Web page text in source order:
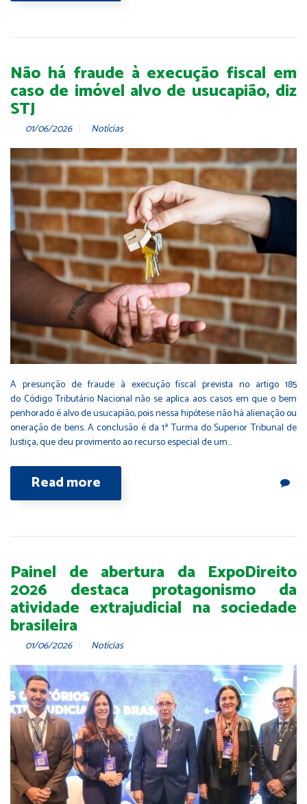
Não há fraude à execução fiscal em
caso de imóvel alvo de usucapião, diz
STJ
01/06/2026 Notícias
A presunção de fraude à execução fiscal prevista no artigo 185
do Código Tributário Nacional não se aplica aos casos em que o bem
penhorado é alvo de usucapião, pois nessa hipótese não há alienação ou
oneração de bens. A conclusão é da 1ª Turma do Superior Tribunal de
Justiça, que deu provimento ao recurso especial de um…
Read more
Painel de abertura da ExpoDireito
2026 destaca protagonismo da
atividade extrajudicial na sociedade
brasileira
01/06/2026 Notícias